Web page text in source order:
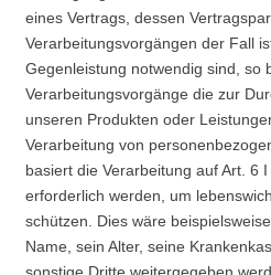
eines Vertrags, dessen
Verarbeitungsvorgängen der Fall
Gegenleistung notwendig sind, so
Verarbeitungsvorgänge die zur
unseren Produkten oder
Verarbeitung von
basiert die Verarbeitung auf Art. 6
erforderlich werden, um
schützen. Dies wäre
Name, sein Alter, seine